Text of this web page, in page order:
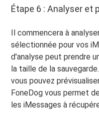
Étape 6 : Analyser et
Il commencera à
sélectionnée pour vos
d'analyse peut prendre
la taille de la
vous pouvez
FoneDog vous permet
les iMessages à